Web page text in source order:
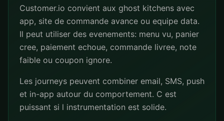
Customer.io convient aux ghost kitchens avec
app, site de commande avance ou equipe data.
Il peut utiliser des evenements: menu vu, panier
cree, paiement echoue, commande livree, note
faible ou coupon ignore.
Les journeys peuvent combiner email, SMS, push
et in-app autour du comportement. C est
puissant si l instrumentation est solide.